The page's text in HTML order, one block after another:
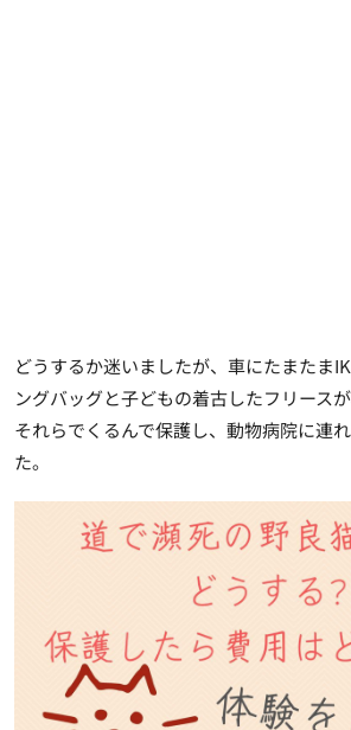
どうするか迷いましたが、車にたまたま
ングバッグと子どもの着古したフリースが
それらでくるんで保護し、動物病院に連
た。